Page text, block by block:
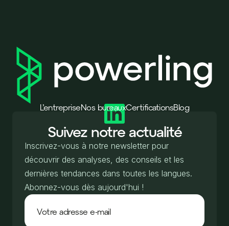
L’entrepriseNos bureauxCertificationsBlog
Suivez notre actualité
Inscrivez-vous à notre newsletter pour
découvrir des analyses, des conseils et les
dernières tendances dans toutes les langues.
Abonnez-vous dès aujourd'hui !